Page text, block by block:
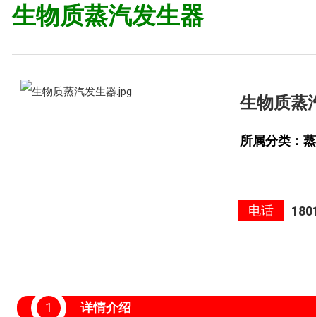
生物质蒸汽发生器
生物质蒸
所属分类：
电话
详情介绍
1